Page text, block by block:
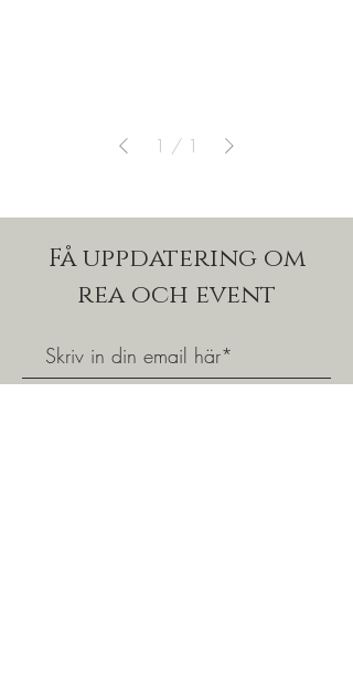
1 / 1
Få uppdatering om
rea och event